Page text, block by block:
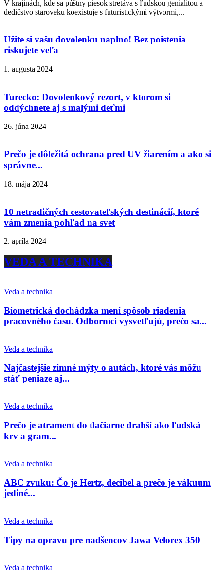
V krajinách, kde sa púštny piesok stretáva s ľudskou genialitou a
dedičstvo staroveku koexistuje s futuristickými výtvormi,...
Užite si vašu dovolenku naplno! Bez poistenia
riskujete veľa
1. augusta 2024
Turecko: Dovolenkový rezort, v ktorom si
oddýchnete aj s malými deťmi
26. júna 2024
Prečo je dôležitá ochrana pred UV žiarením a ako si
správne...
18. mája 2024
10 netradičných cestovateľských destinácií, ktoré
vám zmenia pohľad na svet
2. apríla 2024
VEDA A TECHNIKA
Veda a technika
Biometrická dochádzka mení spôsob riadenia
pracovného času. Odborníci vysvetľujú, prečo sa...
Veda a technika
Najčastejšie zimné mýty o autách, ktoré vás môžu
stáť peniaze aj...
Veda a technika
Prečo je atrament do tlačiarne drahší ako ľudská
krv a gram...
Veda a technika
ABC zvuku: Čo je Hertz, decibel a prečo je vákuum
jediné...
Veda a technika
Tipy na opravu pre nadšencov Jawa Velorex 350
Veda a technika